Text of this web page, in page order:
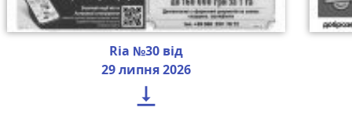
Ria №30 від
29 липня 2026
